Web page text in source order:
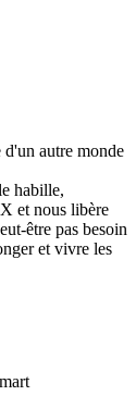
autre monde
habille,
et nous libère
être pas besoin
et vivre les